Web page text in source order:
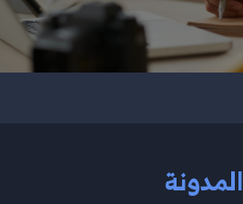
المدونة